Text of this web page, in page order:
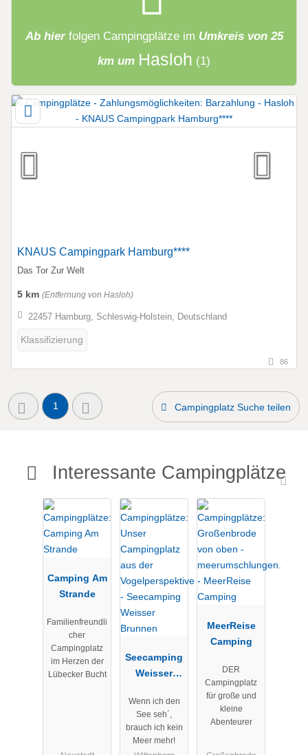
Ab hier folgen Campingplätzeim Umkreis von 25
km um Hasloh (1)
KNAUS Campingpark Hamburg****
Das Tor Zur Welt
5 km (Entfernung von Hasloh)
22457 Hamburg, Schleswig-Holstein, Deutschland
Klassifizierung
86
1 Campingplatz Suche teilen
Interessante Campingplätze
Camping Am
Strande
Familienfreundli
cher
Campingplatz
im Herzen der
Lübecker Bucht
Seecamping
Weisser
Wenn ich den
See seh´,
brauch ich kein
Meer mehr!
MeerReise
Camping
DER
Campingplatz
für große und
kleine
Abenteurer